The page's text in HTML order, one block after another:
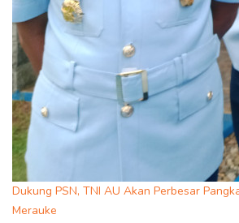
Dukung PSN, TNI AU Akan Perbesar
Merauke